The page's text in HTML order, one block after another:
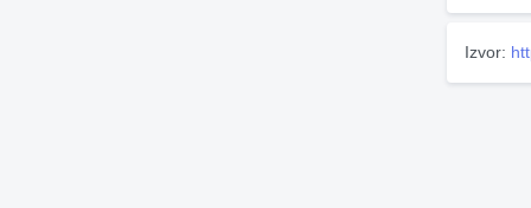
Izvor: